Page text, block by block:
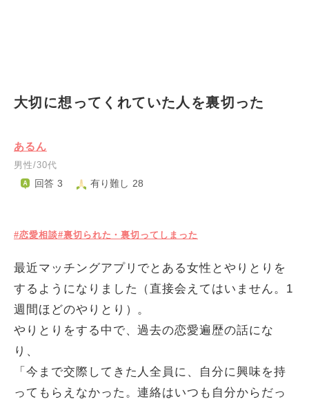
大切に想ってくれていた人を裏切った
あるん
男性/30代
回答 3 有り難し 28
#恋愛相談#裏切られた・裏切ってしまった
最近マッチングアプリでとある女性とやりとりを
するようになりました（直接会えてはいません。1
週間ほどのやりとり）。
やりとりをする中で、過去の恋愛遍歴の話にな
り、
「今まで交際してきた人全員に、自分に興味を持
ってもらえなかった。連絡はいつも自分からだっ